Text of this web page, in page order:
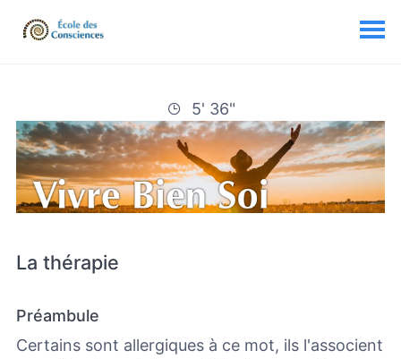
5' 36"
La thérapie
Préambule
Certains sont allergiques à ce mot, ils l'associent